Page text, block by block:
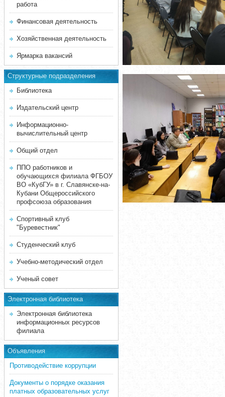
работа
Финансовая деятельность
Хозяйственная деятельность
Ярмарка вакансий
Структурные подразделения
Библиотека
Издательский центр
Информационно-
вычислительный центр
Общий отдел
ППО работников и
обучающихся филиала ФГБОУ
ВО «КубГУ» в г. Славянске-на-
Кубани Общероссийского
профсоюза образования
Спортивный клуб
"Буревестник"
Студенческий клуб
Учебно-методический отдел
Ученый совет
Электронная библиотека
Электронная библиотека
информационных ресурсов
филиала
Объявления
Противодействие коррупции
Документы о порядке оказания
платных образовательных услуг